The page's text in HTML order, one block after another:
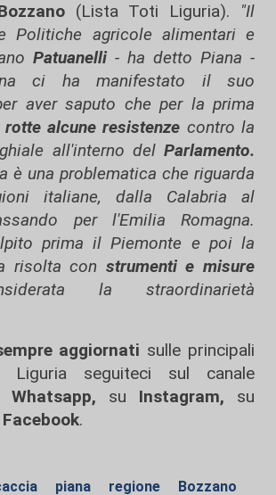
(Lista Toti Liguria). "Il
Politiche agricole alimentari e
Patuanelli - ha detto Piana -
ci ha manifestato il suo
aver saputo che per la prima
rotte alcune resistenze contro la
all'interno del Parlamento.
è una problematica che riguarda
italiane, dalla Calabria al
per l'Emilia Romagna.
prima il Piemonte e poi la
risolta con strumenti e misure
la straordinarietà
aggiornati sulle principali
Liguria seguiteci sul canale
Whatsapp, su Instagram, su
Facebook.
piana regione
Bozzano